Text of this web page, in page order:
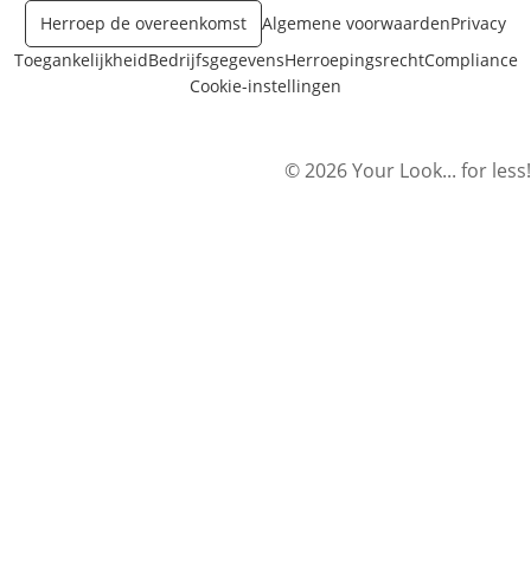
Herroep de overeenkomst Algemene voorwaardenPrivacy
ToegankelijkheidBedrijfsgegevensHerroepingsrechtCompliance
Cookie-instellingen
© 2026 Your Look... for less!